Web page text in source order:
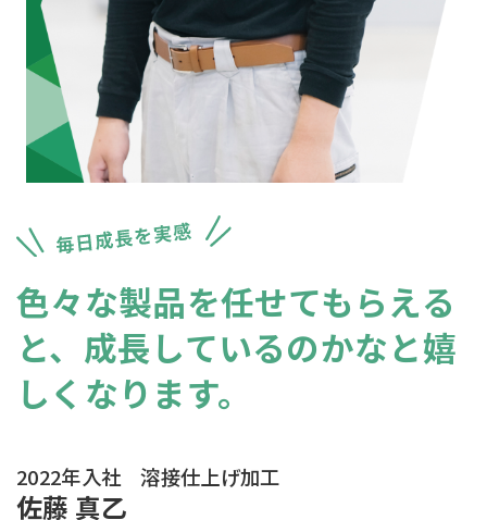
色々な製品を任せてもらえる
と、 成長しているのかなと嬉
しくなります。
2022年入社 溶接仕上げ加工
佐藤 真乙